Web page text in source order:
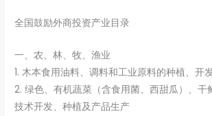
全国鼓励外商投资产业目录
一、农、林、牧、渔业
1. 木本食用油料、调料和工业原料的种植、开
2. 绿色、有机蔬菜（含食用菌、西甜瓜）、干
技术开发、种植及产品生产